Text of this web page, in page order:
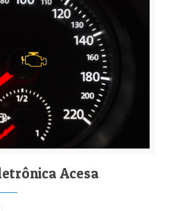
Acesa